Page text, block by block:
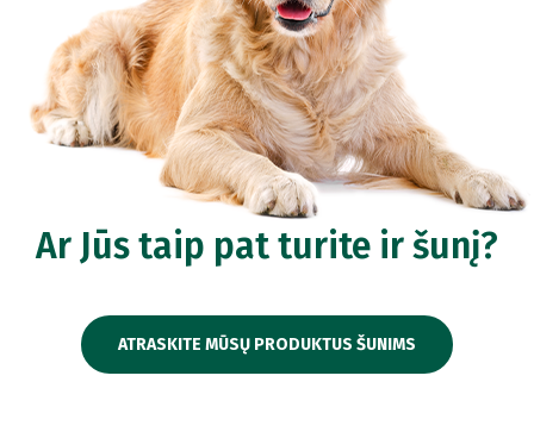
Ar Jūs taip pat turite ir šunį?
ATRASKITE MŪSŲ PRODUKTUS ŠUNIMS